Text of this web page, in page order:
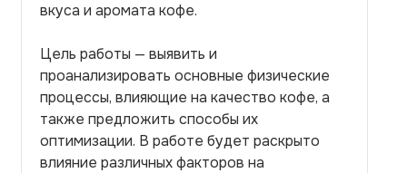
вкуса и аромата кофе.
Цель работы — выявить и
проанализировать основные физические
процессы, влияющие на качество кофе, а
также предложить способы их
оптимизации. В работе будет раскрыто
влияние различных факторов на